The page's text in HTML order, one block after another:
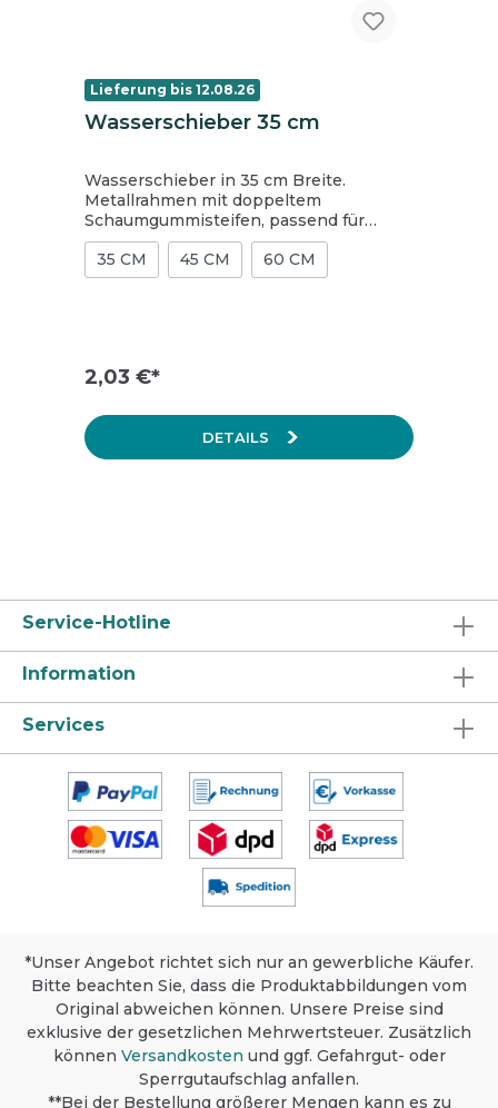
Lieferung bis 12.08.26
Wasserschieber 35 cm
Wasserschieber in 35 cm Breite.
Metallrahmen mit doppeltem
Schaumgummisteifen, passend für
jegliche Holzstiele bis 24 mm. Preis per
Stück, Karton = 10 Stück.
35 CM 45 CM 60 CM
2,03 €*
DETAILS
Service-Hotline
Information
Services
*Unser Angebot richtet sich nur an gewerbliche Käufer.
Bitte beachten Sie, dass die Produktabbildungen vom
Original abweichen können. Unsere Preise sind
exklusive der gesetzlichen Mehrwertsteuer. Zusätzlich
können Versandkosten und ggf. Gefahrgut- oder
Sperrgutaufschlag anfallen.
**Bei der Bestellung größerer Mengen kann es zu